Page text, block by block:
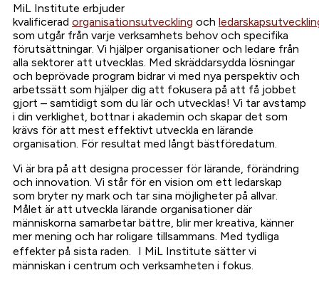
MiL Institute erbjuder
kvalificerad organisationsutveckling och
som utgår från varje verksamhets behov och specifika
förutsättningar. Vi hjälper organisationer och ledare från
alla sektorer att utvecklas. Med skräddarsydda lösningar
och beprövade program bidrar vi med nya perspektiv och
arbetssätt som hjälper dig att fokusera på att få jobbet
gjort – samtidigt som du lär och utvecklas! Vi tar avstamp
i din verklighet, bottnar i akademin och skapar det som
krävs för att mest effektivt utveckla en lärande
organisation. För resultat med långt bäst­före­datum.
Vi är bra på att designa processer för lärande, förändring
och innovation. Vi står för en vision om ett ledarskap
som bryter ny mark och tar sina möjligheter på allvar.
Målet är att utveckla lärande organisationer där
människorna samarbetar bättre, blir mer kreativa, känner
mer mening och har roligare tillsammans. Med tydliga
effekter på sista raden. I MiL Institute sätter vi
människan i centrum och verksamheten i fokus.